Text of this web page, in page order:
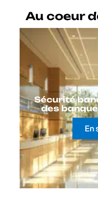
Au coeur
Sécurité
des
En